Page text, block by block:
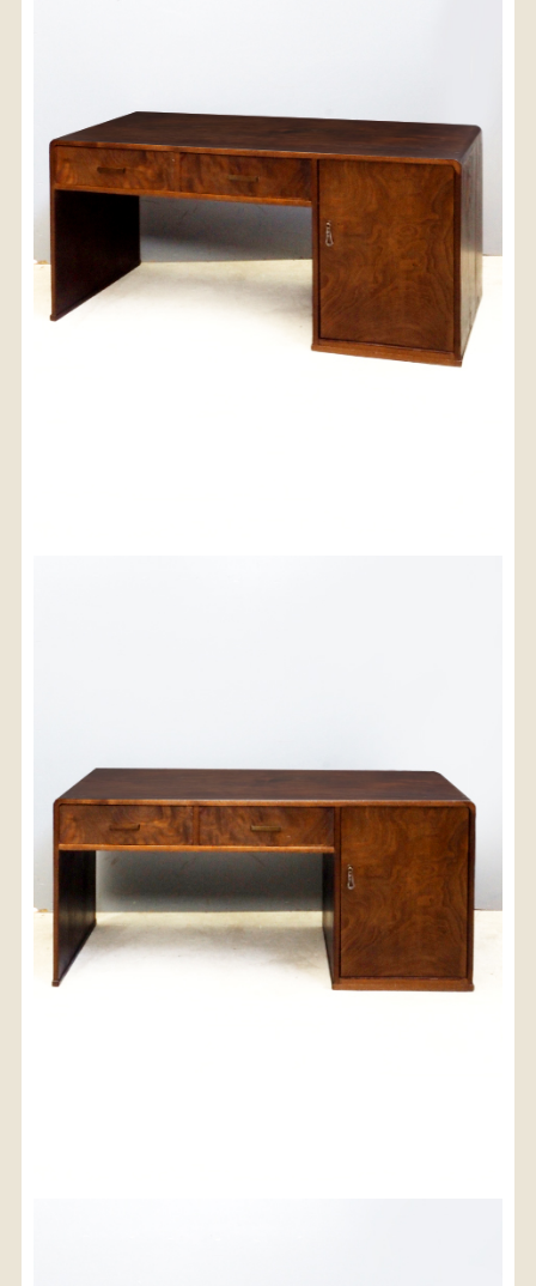
・配送についての詳細は、こちら→
【送料を確認する】
お届け先、送料ランクを選択する事で送料が表
示されます。
お届け先